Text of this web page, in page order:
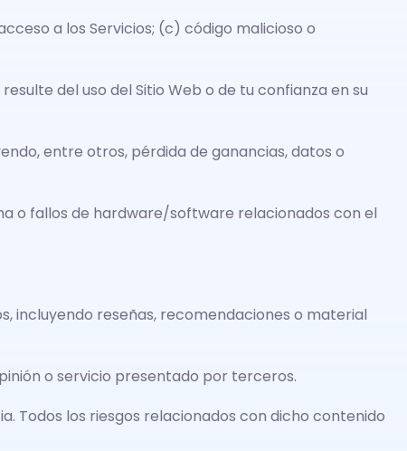
a los Servicios; (c) código malicioso o
del uso del Sitio Web o de tu confianza en su
entre otros, pérdida de ganancias, datos o
o fallos de hardware/software relacionados con el
incluyendo reseñas, recomendaciones o material
o servicio presentado por terceros.
Todos los riesgos relacionados con dicho contenido